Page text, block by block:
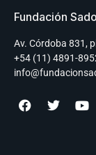
Fundación
Av. Córdoba 831,
+54 (11) 4891-